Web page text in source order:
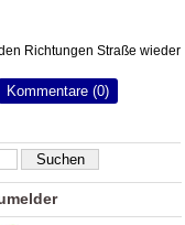
Richtungen Straße wieder
Kommentare (0)